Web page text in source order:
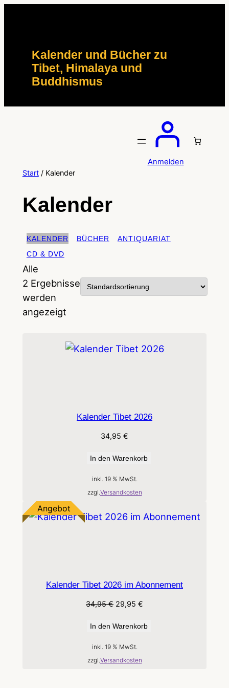
Kalender und Bücher zu
Tibet, Himalaya und
Buddhismus
Anmelden
Start/ Kalender
Kalender
KALENDER BÜCHER
ANTIQUARIAT
CD & DVD
Alle
2 Ergebnisse
werden
angezeigt
Kalender Tibet 2026
34,95 €
In den Warenkorb
inkl. 19 % MwSt.
zzgl. Versandkosten
AngebotProdukt
im
Kalender Tibet 2026 im Abonnement
34,95€ Ursprünglicher
war:
29,95 €
ist:
In den Warenkorb
inkl. 19 % MwSt.
zzgl. Versandkosten